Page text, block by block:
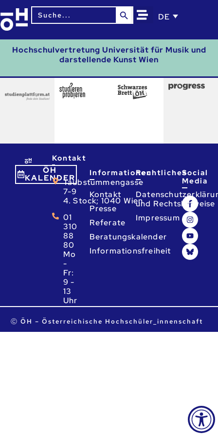
Search
for:
Search Button
DE
Hochschulvertretung Universität für Musik und
darstellende Kunst Wien
ÖH
KALENDER
Kontakt
Taubstummengasse
7-9
4. Stock; 1040 Wien
01
310
88
80
Mo
-
Fr:
9 -
13
Uhr
ta.ca.heo@heo
Informationen
Kontakt
Presse
Referate
Beratungskalender
Informationsfreiheit
Rechtliches
und Rechtshinweise
Impressum
Social
Media
Ⓒ ÖH – Österreichische Hochschüler_innenschaft